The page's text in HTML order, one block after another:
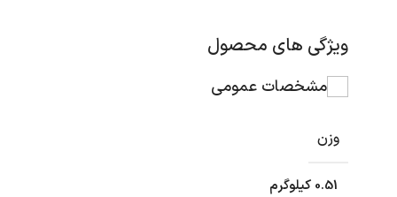
ویژگی های محصول
مشخصات عمومی
وزن
0.51 کیلوگرم